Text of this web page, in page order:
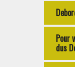
Pour
dus